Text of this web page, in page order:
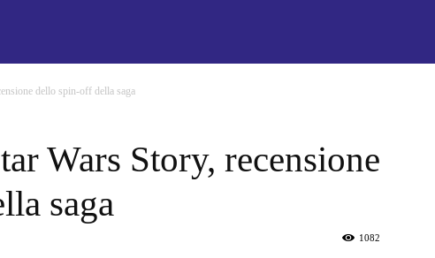
dello spin-off della saga
Wars Story, recensione
saga
1082